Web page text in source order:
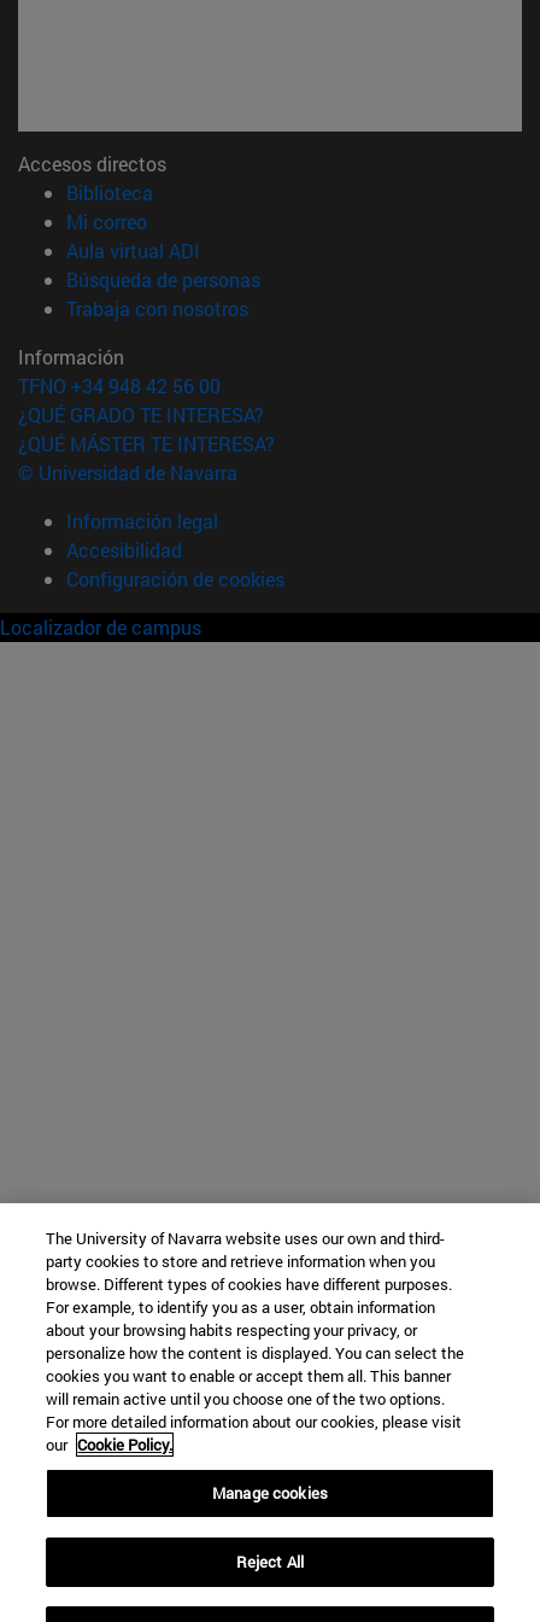
Accesos directos
Biblioteca
Mi correo(abre en nueva ventana)
Aula virtual ADI
Búsqueda de personas(abre en nueva ventana)
Trabaja con nosotros(abre en nueva ventana)
Información
TFNO +34 948 42 56 00
¿QUÉ GRADO TE INTERESA?
¿QUÉ MÁSTER TE INTERESA?
© Universidad de Navarra
Información legal
Accesibilidad
Configuración de cookies
Localizador de campus
The University of Navarra website uses our own and third-
party cookies to store and retrieve information when you
browse. Different types of cookies have different purposes.
For example, to identify you as a user, obtain information
about your browsing habits respecting your privacy, or
personalize how the content is displayed. You can select the
cookies you want to enable or accept them all. This banner
will remain active until you choose one of the two options.
For more detailed information about our cookies, please visit
our Cookie Policy.
Manage cookies
Reject All